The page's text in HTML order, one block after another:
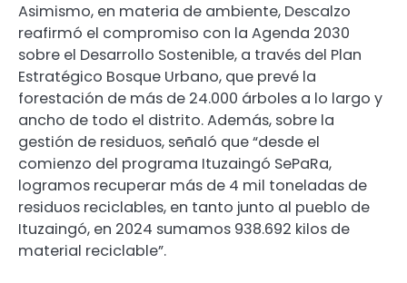
Asimismo, en materia de ambiente, Descalzo
reafirmó el compromiso con la Agenda 2030
sobre el Desarrollo Sostenible, a través del Plan
Estratégico Bosque Urbano, que prevé la
forestación de más de 24.000 árboles a lo largo y
ancho de todo el distrito. Además, sobre la
gestión de residuos, señaló que “desde el
comienzo del programa Ituzaingó SePaRa,
logramos recuperar más de 4 mil toneladas de
residuos reciclables, en tanto junto al pueblo de
Ituzaingó, en 2024 sumamos 938.692 kilos de
material reciclable”.